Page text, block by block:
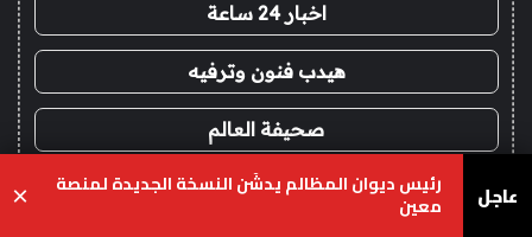
اخبار 24 ساعة
هيدب فنون وترفيه
صحيفة العالم
عاجل رئيس ديوان المظالم يدشّن النسخة الجديدة لمنصة
معين ×